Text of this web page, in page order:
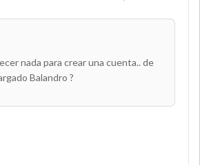
nada para crear una cuenta.. de
Balandro ?